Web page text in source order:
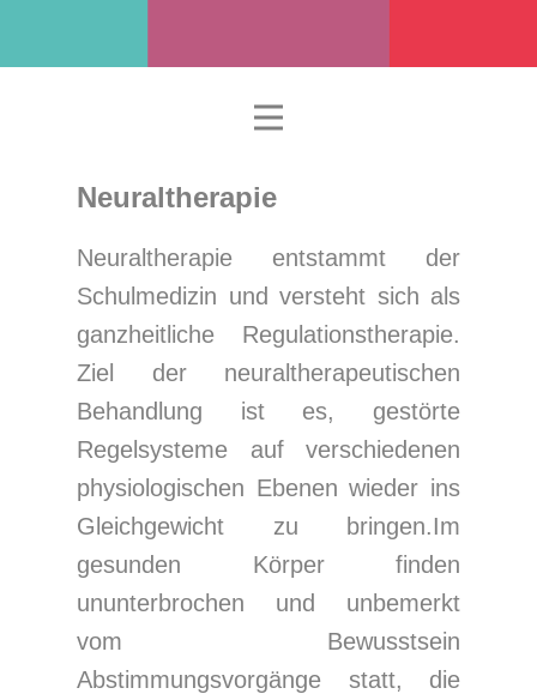
Neuraltherapie
Neuraltherapie entstammt der
Schulmedizin und versteht sich als
ganzheitliche Regulationstherapie.
Ziel der neuraltherapeutischen
Behandlung ist es, gestörte
Regelsysteme auf verschiedenen
physiologischen Ebenen wieder ins
Gleichgewicht zu bringen.Im
gesunden Körper finden
ununterbrochen und unbemerkt
vom Bewusstsein
Abstimmungsvorgänge statt, die